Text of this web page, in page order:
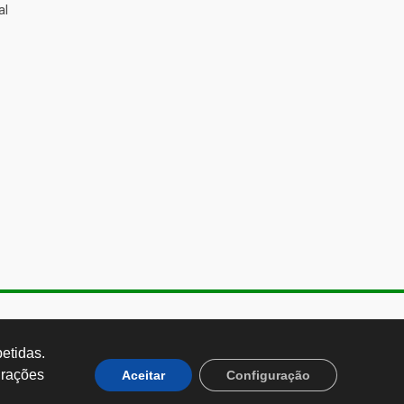
CEP: 01251-001
Aceitar Configuração